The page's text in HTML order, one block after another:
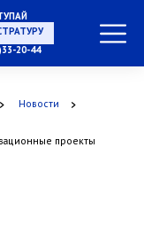
20-44
Новости
проекты